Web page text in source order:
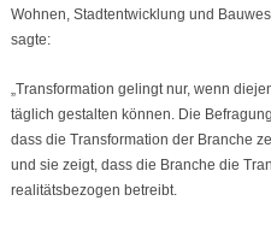
Wohnen, Stadtentwicklung und
sagte:
„Transformation gelingt nur, wenn
täglich gestalten können. Die
dass die Transformation der Branche
und sie zeigt, dass die Branche die
realitätsbezogen betreibt.